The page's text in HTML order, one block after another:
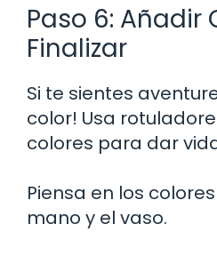
Paso 6: Añadir
Finalizar
Si te sientes
color! Usa
colores para dar
Piensa en los
mano y el vaso.